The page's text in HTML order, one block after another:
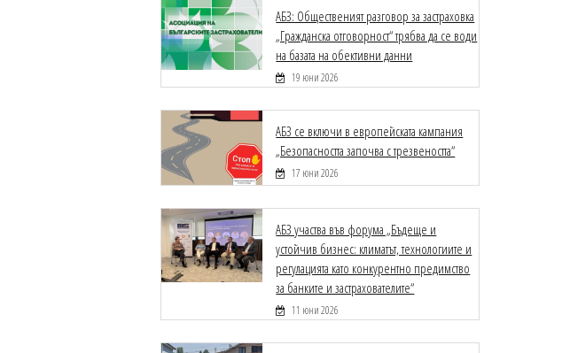
АБЗ: Общественият разговор за застраховка
„Гражданска отговорност“ трябва да се води
на базата на обективни данни
19 юни 2026
АБЗ се включи в европейската кампания
„Безопасността започва с трезвеността“
17 юни 2026
АБЗ участва във форума „Бъдеще и
устойчив бизнес: климатът, технологиите и
регулацията като конкурентно предимство
за банките и застрахователите“
11 юни 2026